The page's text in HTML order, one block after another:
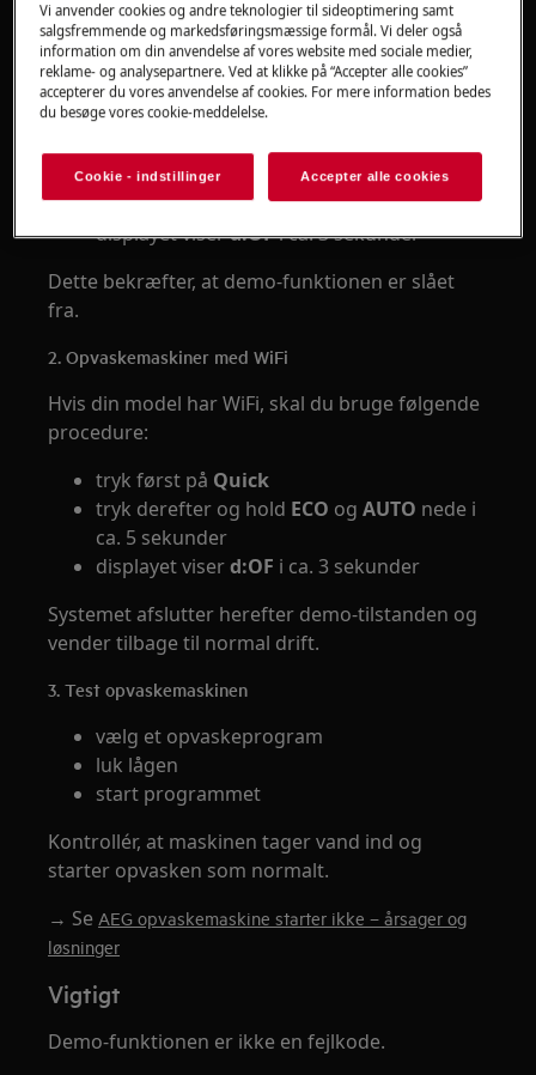
aktiveret. Dette er ikke en fejl i maskinen, og
problemet kan normalt løses ved at deaktivere
funktionen via betjeningspanelet.
1. Deaktivér demo-funktionen
tryk og holdECO AUTOnede samtidig i
ca. 5 sekunder
displayet viserd:OFi ca. 3 sekunder
Dette bekræfter, at demo-funktionen er slået
fra.
2. Opvaskemaskiner med WiFi
Hvis din model har WiFi, skal du bruge følgende
procedure:
tryk først på Quick
tryk derefter og hold ECO ogAUTO nede i
ca. 5 sekunder
displayet viserd:OF i ca. 3 sekunder
Systemet afslutter herefter demo-tilstanden og
vender tilbage til normal drift.
3. Test opvaskemaskinen
vælg et opvaskeprogram
luk lågen
start programmet
Kontrollér, at maskinen tager vand ind og
starter opvasken som normalt.
→ SeAEG opvaskemaskine starter ikke – årsager og
løsninger
Vigtigt
Demo-funktionen er ikke en fejlkode.
Vi anvender cookies og andre teknologier til sideoptimering samt
salgsfremmende og markedsføringsmæssige formål. Vi deler også
information om din anvendelse af vores website med sociale medier,
reklame- og analysepartnere. Ved at klikke på “Accepter alle cookies”
accepterer du vores anvendelse af cookies. For mere information bedes
du besøge vores cookie-meddelelse.
Cookie - indstillinger Accepter alle cookies